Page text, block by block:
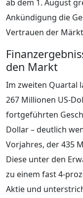
ab dem 1. August
Ankündigung die
Vertrauen der
den Markt
Im zweiten Quartal
267 Millionen US-
fortgeführten
Dollar – deutlich
Vorjahres, der 435
Diese unter den
zu einem fast 4-
Aktie und